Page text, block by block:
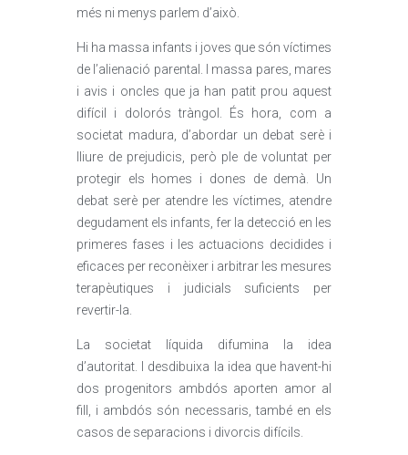
més ni menys parlem d’això.
Hi ha massa infants i joves que són víctimes
de l’alienació parental. I massa pares, mares
i avis i oncles que ja han patit prou aquest
difícil i dolorós tràngol. És hora, com a
societat madura, d’abordar un debat serè i
lliure de prejudicis, però ple de voluntat per
protegir els homes i dones de demà. Un
debat serè per atendre les víctimes, atendre
degudament els infants, fer la detecció en les
primeres fases i les actuacions decidides i
eficaces per reconèixer i arbitrar les mesures
terapèutiques i judicials suficients per
revertir-la.
La societat líquida difumina la idea
d’autoritat. I desdibuixa la idea que havent-hi
dos progenitors ambdós aporten amor al
fill, i ambdós són necessaris, també en els
casos de separacions i divorcis difícils.